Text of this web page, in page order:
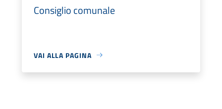
Consiglio comunale
VAI ALLA PAGINA